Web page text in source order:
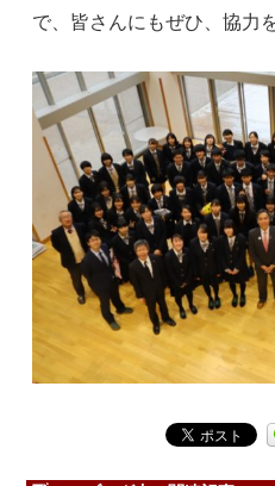
で、皆さんにもぜひ、協力